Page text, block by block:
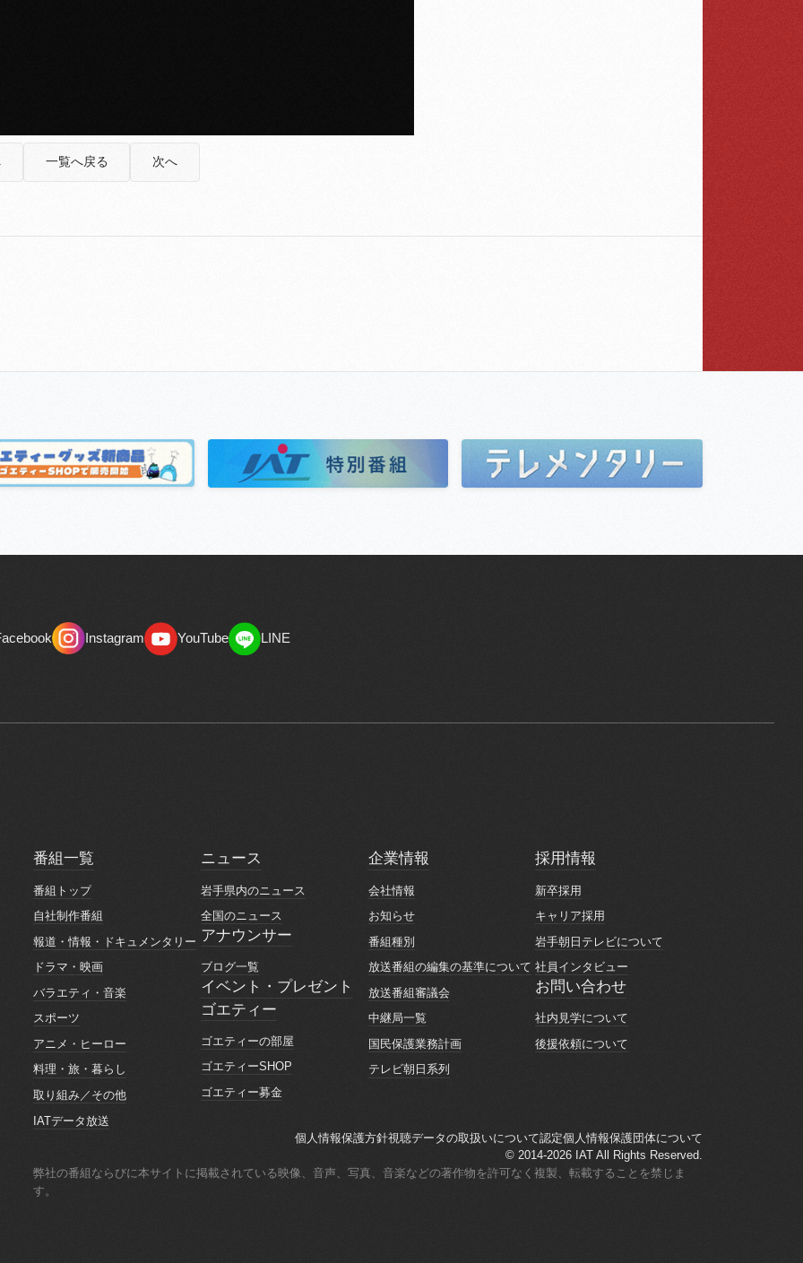
一覧へ戻る 次へ
Instagram
YouTube
LINE
番組一覧
番組一覧
番組トップ
番組トップ
自社制作番組
自社制作番組
報道・情報・ドキュメンタリー
報道・情報・ドキュメンタリー
ドラマ・映画
バラエティ・音楽
スポーツ
アニメ・ヒーロー
アニメ・ヒーロー
料理・旅・暮らし
料理・旅・暮らし
取り組み／その他
取り組み／その他
IATデータ放送
ニュース
ニュース
岩手県内のニュース
岩手県内のニュース
全国のニュース
全国のニュース
アナウンサー
アナウンサー
ブログ一覧
ブログ一覧
イベント・プレゼント
イベント・プレゼント
ゴエティー
ゴエティー
ゴエティーの部屋
ゴエティーの部屋
ゴエティーSHOP
ゴエティーSHOP
ゴエティー募金
企業情報
企業情報
会社情報
会社情報
お知らせ
お知らせ
番組種別
番組種別
放送番組の編集の基準について
放送番組の編集の基準について
放送番組審議会
放送番組審議会
中継局一覧
中継局一覧
国民保護業務計画
国民保護業務計画
テレビ朝日系列
採用情報
採用情報
新卒採用
キャリア採用
キャリア採用
岩手朝日テレビについて
岩手朝日テレビについて
社員インタビュー
社員インタビュー
お問い合わせ
お問い合わせ
社内見学について
社内見学について
後援依頼について
個人情報保護方針視聴データの取扱いについて
視聴データの取扱いについて
認定個人情報保護団体について
認定個人情報保護団体について
© 2014-2026 IAT All Rights Reserved.
弊社の番組ならびに本サイトに掲載されている映像、音声、写真、音楽などの著作物を許可なく複製、転載することを禁じま
す。